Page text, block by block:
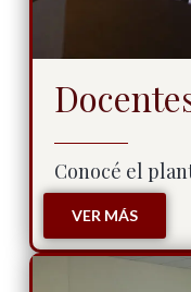
Conocé el
VER MÁS